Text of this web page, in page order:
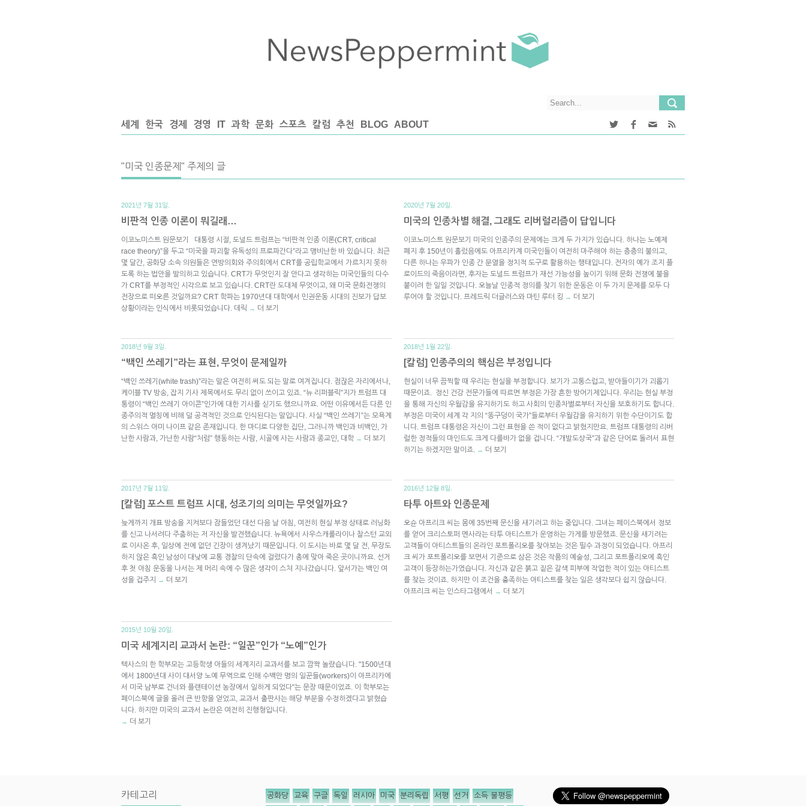
세계 한국 경제 경영 IT 과학 문화 스포츠 칼럼 추천 BLOG ABOUT
"미국 인종문제" 주제의 글
2021년 7월 31일.
비판적 인종 이론이 뭐길래…
이코노미스트 원문보기 대통령 시절, 도널드 트럼프는 “비판적 인종 이론(CRT, critical
race theory)”을 두고 “미국을 파괴할 유독성의 프로파간다”라고 맹비난한 바 있습니다. 최근
몇 달간, 공화당 소속 의원들은 연방의회와 주의회에서 CRT를 공립학교에서 가르치지 못하
도록 하는 법안을 발의하고 있습니다. CRT가 무엇인지 잘 안다고 생각하는 미국인들의 다수
가 CRT를 부정적인 시각으로 보고 있습니다. CRT란 도대체 무엇이고, 왜 미국 문화전쟁의
전장으로 떠오른 것일까요? CRT 학파는 1970년대 대학에서 민권운동 시대의 진보가 답보
상황이라는 인식에서 비롯되었습니다. 데릭 → 더 보기
2020년 7월 20일.
미국의 인종차별 해결, 그래도 리버럴리즘이 답입니다
이코노미스트 원문보기 미국의 인종주의 문제에는 크게 두 가지가 있습니다. 하나는 노예제
폐지 후 150년이 흘렀음에도 아프리카계 미국인들이 여전히 마주해야 하는 층층의 불의고,
다른 하나는 우파가 인종 간 분열을 정치적 도구로 활용하는 행태입니다. 전자의 예가 조지 플
로이드의 죽음이라면, 후자는 도널드 트럼프가 재선 가능성을 높이기 위해 문화 전쟁에 불을
붙이려 한 일일 것입니다. 오늘날 인종적 정의를 찾기 위한 운동은 이 두 가지 문제를 모두 다
루어야 할 것입니다. 프레드릭 더글러스와 마틴 루터 킹 → 더 보기
2018년 9월 3일.
“백인 쓰레기”라는 표현, 무엇이 문제일까
“백인 쓰레기(white trash)”라는 말은 여전히 써도 되는 말로 여겨집니다. 점잖은 자리에서나,
케이블 TV 방송, 잡지 기사 제목에서도 무리 없이 쓰이고 있죠. “뉴 리퍼블릭”지가 트럼프 대
통령이 “백인 쓰레기 아이콘”인가에 대한 기사를 싣기도 했으니까요. 어떤 이유에서든 다른 인
종주의적 멸칭에 비해 덜 공격적인 것으로 인식된다는 말입니다. 사실 “백인 쓰레기”는 모욕계
의 스위스 아미 나이프 같은 존재입니다. 한 마디로 다양한 집단, 그러니까 백인과 비백인, 가
난한 사람과, 가난한 사람“처럼” 행동하는 사람, 시골에 사는 사람과 종교인, 대학 → 더 보기
2018년 1월 22일.
[칼럼] 인종주의의 핵심은 부정입니다
현실이 너무 끔찍할 때 우리는 현실을 부정합니다. 보기가 고통스럽고, 받아들이기가 괴롭기
때문이죠. 정신 건강 전문가들에 따르면 부정은 가장 흔한 방어기제입니다. 우리는 현실 부정
을 통해 자신의 우월감을 유지하기도 하고 사회의 인종차별로부터 자신을 보호하기도 합니다.
부정은 미국이 세계 각 지의 “똥구덩이 국가”들로부터 우월감을 유지하기 위한 수단이기도 합
니다. 트럼프 대통령은 자신이 그런 표현을 쓴 적이 없다고 밝혔지만요. 트럼프 대통령의 리버
럴한 정적들의 마인드도 크게 다를바가 없을 겁니다. “개발도상국”과 같은 단어로 돌려서 표현
하기는 하겠지만 말이죠. → 더 보기
2017년 7월 11일.
[칼럼] 포스트 트럼프 시대, 성조기의 의미는 무엇일까요?
늦게까지 개표 방송을 지켜보다 잠들었던 대선 다음 날 아침, 여전히 현실 부정 상태로 러닝화
를 신고 나서려다 주춤하는 저 자신을 발견했습니다. 뉴욕에서 사우스캐롤라이나 찰스턴 교외
로 이사온 후, 일상에 전에 없던 긴장이 생겨났기 때문입니다. 이 도시는 바로 몇 달 전, 무장도
하지 않은 흑인 남성이 대낮에 교통 경찰의 단속에 걸렸다가 총에 맞아 죽은 곳이니까요. 선거
후 첫 아침 운동을 나서는 제 머리 속에 수 많은 생각이 스쳐 지나갔습니다. 앞서가는 백인 여
성을 겁주지
→ 더 보기
2016년 12월 8일.
타투 아트와 인종문제
오슌 아프리크 씨는 몸에 35번째 문신을 새기려고 하는 중입니다. 그녀는 페이스북에서 정보
를 얻어 크리스토퍼 멘사라는 타투 아티스트가 운영하는 가게를 방문했죠. 문신을 새기려는
고객들이 아티스트들의 온라인 포트폴리오를 찾아보는 것은 필수 과정이 되었습니다. 아프리
크 씨가 포트폴리오를 보면서 기준으로 삼은 것은 작품의 예술성, 그리고 포트폴리오에 흑인
고객이 등장하는가였습니다. 자신과 같은 붉고 짙은 갈색 피부에 작업한 적이 있는 아티스트
를 찾는 것이죠. 하지만 이 조건을 충족하는 아티스트를 찾는 일은 생각보다 쉽지 않습니다.
아프리크 씨는 인스타그램에서
→ 더 보기
2015년 10월 20일.
미국 세계지리 교과서 논란: “일꾼”인가 “노예”인가
텍사스의 한 학부모는 고등학생 아들의 세계지리 교과서를 보고 깜짝 놀랐습니다. "1500년대
에서 1800년대 사이 대서양 노예 무역으로 인해 수백만 명의 일꾼들(workers)이 아프리카에
서 미국 남부로 건너와 플랜테이션 농장에서 일하게 되었다"는 문장 때문이었죠. 이 학부모는
페이스북에 글을 올려 큰 반향을 얻었고, 교과서 출판사는 해당 부분을 수정하겠다고 밝혔습
니다. 하지만 미국의 교과서 논란은 여전히 진행형입니다.
→ 더 보기
카테고리 공화당 교육 구글 독일 러시아 미국 분리독립 서평 선거 소득 불평등